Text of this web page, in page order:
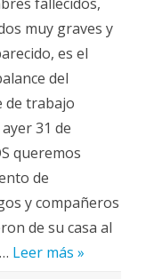
muy graves y
es el
del
de trabajo
31 de
queremos
de
y compañeros
de su casa al
Leer más »